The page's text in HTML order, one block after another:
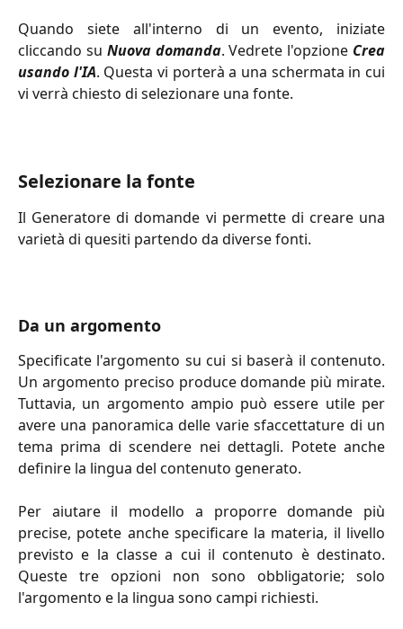
Quando siete all'interno di un evento, iniziate
cliccando su Nuova domanda. Vedrete l'opzione Crea
usando l'IA. Questa vi porterà a una schermata in cui
vi verrà chiesto di selezionare una fonte.
Selezionare la fonte
Il Generatore di domande vi permette di creare una
varietà di quesiti partendo da diverse fonti.
Da un argomento
Specificate l'argomento su cui si baserà il contenuto.
Un argomento preciso produce domande più mirate.
Tuttavia, un argomento ampio può essere utile per
avere una panoramica delle varie sfaccettature di un
tema prima di scendere nei dettagli. Potete anche
definire la lingua del contenuto generato.
Per aiutare il modello a proporre domande più
precise, potete anche specificare la materia, il livello
previsto e la classe a cui il contenuto è destinato.
Queste tre opzioni non sono obbligatorie; solo
l'argomento e la lingua sono campi richiesti.